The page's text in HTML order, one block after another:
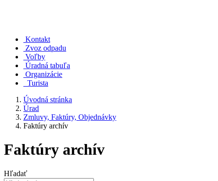
Kontakt
Zvoz odpadu
Voľby
Úradná tabuľa
Organizácie
Turista
Úvodná stránka
Úrad
Zmluvy, Faktúry, Objednávky
Faktúry archív
Faktúry archív
Hľadať